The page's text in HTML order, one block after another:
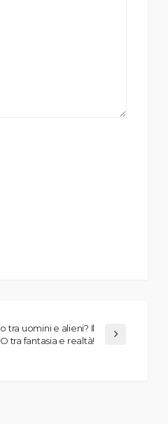
tra uomini e alieni? Il
tra fantasia e realtà!